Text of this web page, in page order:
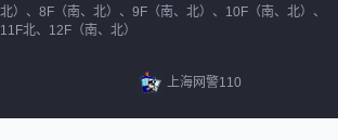
北）、8F（南、北）、9F（南、北）、10F（南、北）、
11F北、12F（南、北）
上海网警110